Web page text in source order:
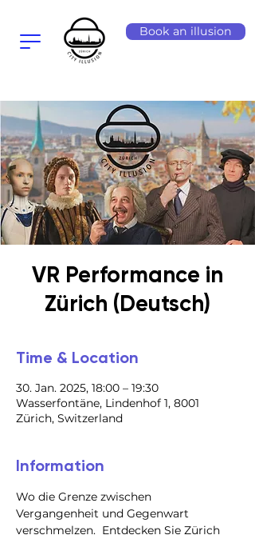
Book an illusion
VR Performance in
Zürich (Deutsch)
Time & Location
30. Jan. 2025, 18:00 – 19:30
Wasserfontäne, Lindenhof 1, 8001
Zürich, Switzerland
Information
Wo die Grenze zwischen
Vergangenheit und Gegenwart
verschmelzen.  Entdecken Sie Zürich